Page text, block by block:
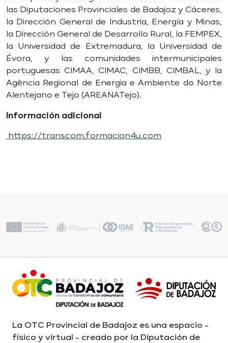
las Diputaciones Provinciales de Badajoz y Cáceres,
la Dirección General de Industria, Energía y Minas,
la Dirección General de Desarrollo Rural, la FEMPEX,
la Universidad de Extremadura, la Universidad de
Évora, y las comunidades intermunicipales
portuguesas CIMAA, CIMAC, CIMBB, CIMBAL, y la
Agência Regional de Energia e Ambiente do Norte
Alentejano e Tejo (AREANATejo).
Información adicional
https://transcom.formacion4u.com
La OTC Provincial de Badajoz es una espacio -
físico y virtual - creado por la Diputación de